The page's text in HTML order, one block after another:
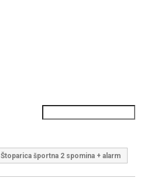
Štoparica športna 2 spomina + alarm